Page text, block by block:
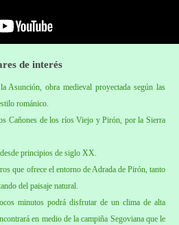
de interés
Asunción, obra medieval proyectada según las
románico.
Cañones de los ríos Viejo y Pirón, por la Sierra
principios de siglo XX.
que ofrece el entorno de Adrada de Pirón, tanto
del paisaje natural.
minutos podrá disfrutar de un clima de alta
en medio de la campiña Segoviana que le